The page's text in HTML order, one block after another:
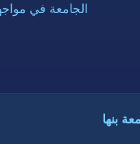
الجامعة في
بنها